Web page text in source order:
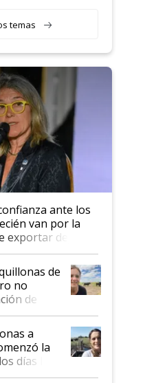
un
genética y
temas
ante los
van por la
exportar dejó de
"Tenemos un
gobierno
de
no
de
a
la
días le